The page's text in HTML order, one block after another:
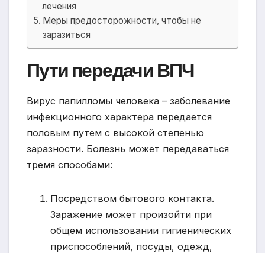
лечения
Меры предосторожности, чтобы не
заразиться
Пути передачи ВПЧ
Вирус папилломы человека – заболевание
инфекционного характера передается
половым путем с высокой степенью
заразности. Болезнь может передаваться
тремя способами:
Посредством бытового контакта.
Заражение может произойти при
общем использовании гигиенических
приспособлений, посуды, одежд,